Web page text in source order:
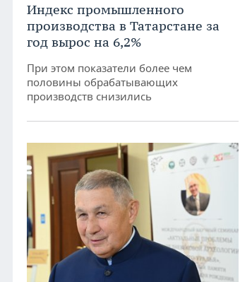
Индекс промышленного
производства в Татарстане за
год вырос на 6,2%
При этом показатели более чем
половины обрабатывающих
производств снизились